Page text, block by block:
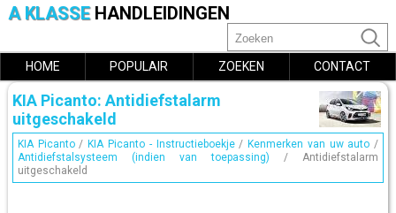
A KLASSE HANDLEIDINGEN
HOME POPULAIR ZOEKEN CONTACT
KIA Picanto: Antidiefstalarm
uitgeschakeld
KIA Picanto/ KIA Picanto - Instructieboekje/ Kenmerken van uw auto /
Antidiefstalsysteem (indien van toepassing) / Antidiefstalarm
uitgeschakeld